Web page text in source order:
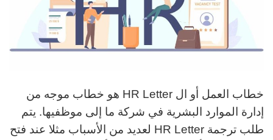
خطاب العمل أو ال HR Letter هو خطاب موجه من
إدارة الموارد البشرية في شركة ما إلى موظفيها. يتم
طلب ترجمة HR Letter لعديد من الأسباب مثلا عند فتح